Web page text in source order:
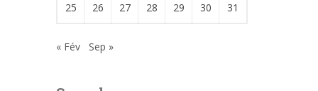
25 26 27 28 29 30 31
« Fév Sep »